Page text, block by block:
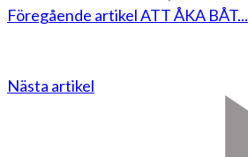
Föregående artikelATT ÅKA BÅT...
Nästa artikel